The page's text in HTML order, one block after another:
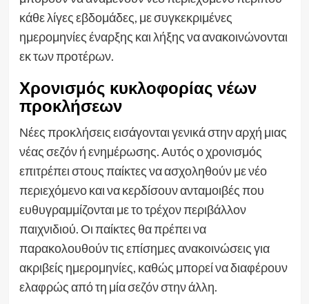
κάθε λίγες εβδομάδες, με συγκεκριμένες
ημερομηνίες έναρξης και λήξης να ανακοινώνονται
εκ των προτέρων.
Χρονισμός κυκλοφορίας νέων
προκλήσεων
Νέες προκλήσεις εισάγονται γενικά στην αρχή μιας
νέας σεζόν ή ενημέρωσης. Αυτός ο χρονισμός
επιτρέπει στους παίκτες να ασχοληθούν με νέο
περιεχόμενο και να κερδίσουν ανταμοιβές που
ευθυγραμμίζονται με το τρέχον περιβάλλον
παιχνιδιού. Οι παίκτες θα πρέπει να
παρακολουθούν τις επίσημες ανακοινώσεις για
ακριβείς ημερομηνίες, καθώς μπορεί να διαφέρουν
ελαφρώς από τη μία σεζόν στην άλλη.